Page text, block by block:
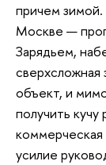
причем зимой.
Москве —
Зарядьем,
сверхсложная
объект, и
получить
коммерческая
усилие